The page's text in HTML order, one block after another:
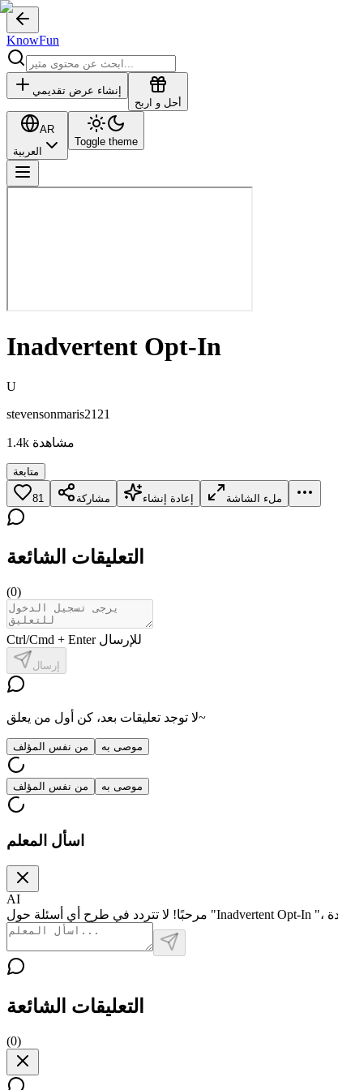
KnowFun
إنشاء عرض تقديمي
أحل و اربح
AR
العربية
Toggle theme
Inadvertent Opt-In
U
stevensonmaris2121
1.4k مشاهدة
متابعة
81 مشاركة إعادة إنشاء ملء الشاشة
التعليقات الشائعة
(0)
Ctrl/Cmd + Enter للإرسال
إرسال
لا توجد تعليقات بعد، كن أول من يعلق~
من نفس المؤلف موصى به
من نفس المؤلف موصى به
اسأل المعلم
AI
التعليقات الشائعة
(0)